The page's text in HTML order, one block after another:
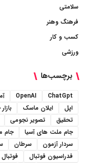
سلامتی
فرهنگ وهنر
کسب و کار
ورزشی
برچسب‌ها
ChatGpt
OpenAI
اپل
ایلان ماسک
تحقیق
تصویر نجومی
جام ملت های آسیا
جام
سردار آزمون
سرطان
فدراسیون فوتبال
فوتبال